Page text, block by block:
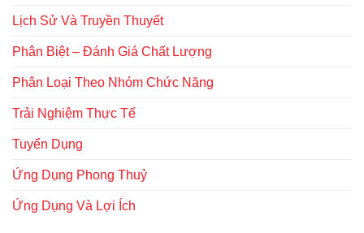
Lịch Sử Và Truyền Thuyết
Phân Biệt – Đánh Giá Chất Lượng
Phân Loại Theo Nhóm Chức Năng
Trải Nghiệm Thực Tế
Tuyển Dụng
Ứng Dụng Phong Thuỷ
Ứng Dụng Và Lợi Ích